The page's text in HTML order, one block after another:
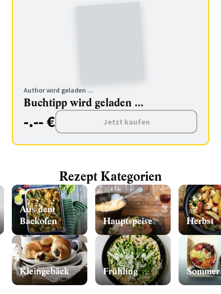
Author wird geladen ...
Buchtipp wird geladen ...
-.-- € Jetzt kaufen
Rezept Kategorien
Aus dem
Backofen
Kleingebäck
Hauptspeise
Frühling
Herbst
Sommer